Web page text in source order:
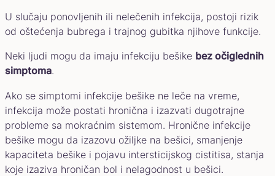
U slučaju ponovljenih ili nelečenih infekcija, postoji rizik
od oštećenja bubrega i trajnog gubitka njihove funkcije.
Neki ljudi mogu da imaju infekciju bešike bez očiglednih
simptoma.
Ako se simptomi infekcije bešike ne leče na vreme,
infekcija može postati hronična i izazvati dugotrajne
probleme sa mokraćnim sistemom. Hronične infekcije
bešike mogu da izazovu ožiljke na bešici, smanjenje
kapaciteta bešike i pojavu intersticijskog cistitisa, stanja
koje izaziva hroničan bol i nelagodnost u bešici.